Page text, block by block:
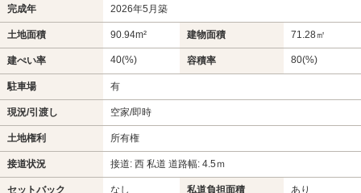
完成年 2026年5月築
土地面積 90.94m² 建物面積 71.28㎡
建ぺい率 40(%) 容積率 80(%)
駐車場 有
現況/引渡し 空家/即時
土地権利 所有権
接道状況 接道: 西 私道 道路幅: 4.5ｍ
セットバック なし 私道負担面積 あり